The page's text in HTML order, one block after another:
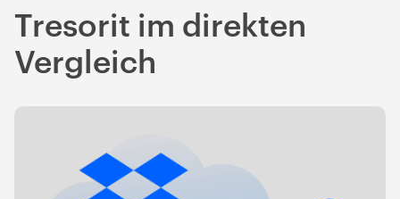
Tresorit im direkten
Vergleich